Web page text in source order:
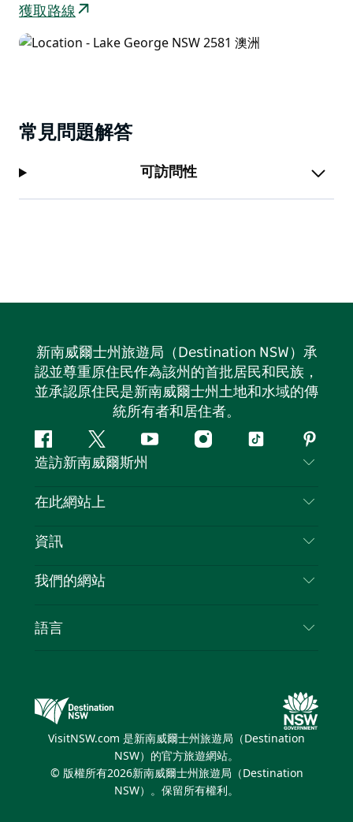
獲取路線
常見問題解答
可訪問性
新南威爾士州旅遊局（Destination NSW）承
認並尊重原住民作為該州的首批居民和民族，
並承認原住民是新南威爾士州土地和水域的傳
統所有者和居住者。
Facebook嘰
嘰
喳
Youtube Instagram
抖
造訪新南威爾斯州
聯絡我們
隱私
Cookie 通知
在此網站上
目的地
新南威爾斯州公路旅行
活動
資訊
旅行資訊
新南威爾斯的商業
我們的網站
新南威爾士州旅遊局（Destination NSW）媒體中
繽紛悉尼燈光音樂節
語言
VisitNSW.com 是新南威爾士州旅遊局（Destination
NSW）的官方旅遊網站。
© 版權所有2026新南威爾士州旅遊局（Destination
NSW）。保留所有權利。